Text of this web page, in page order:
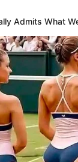
นต้องเอานิ้วรอง
Admits What